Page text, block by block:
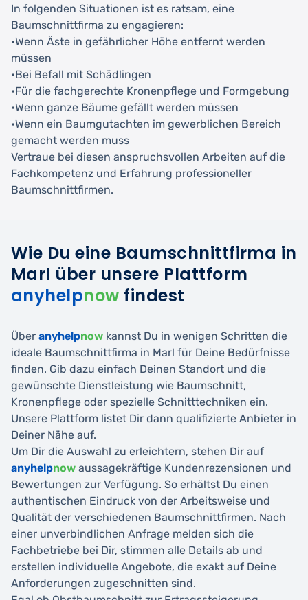
In folgenden Situationen ist es ratsam, eine
Baumschnittfirma zu engagieren:
•Wenn Äste in gefährlicher Höhe entfernt werden
müssen
•Bei Befall mit Schädlingen
•Für die fachgerechte Kronenpflege und Formgebung
•Wenn ganze Bäume gefällt werden müssen
•Wenn ein Baumgutachten im gewerblichen Bereich
gemacht werden muss
Vertraue bei diesen anspruchsvollen Arbeiten auf die
Fachkompetenz und Erfahrung professioneller
Baumschnittfirmen.
Wie Du eine Baumschnittfirma in
Marl über unsere Plattform
anyhelpnow findest
Über anyhelpnow kannst Du in wenigen Schritten die
ideale Baumschnittfirma in Marl für Deine Bedürfnisse
finden. Gib dazu einfach Deinen Standort und die
gewünschte Dienstleistung wie Baumschnitt,
Kronenpflege oder spezielle Schnitttechniken ein.
Unsere Plattform listet Dir dann qualifizierte Anbieter in
Deiner Nähe auf.
Um Dir die Auswahl zu erleichtern, stehen Dir auf
anyhelpnow aussagekräftige Kundenrezensionen und
Bewertungen zur Verfügung. So erhältst Du einen
authentischen Eindruck von der Arbeitsweise und
Qualität der verschiedenen Baumschnittfirmen. Nach
einer unverbindlichen Anfrage melden sich die
Fachbetriebe bei Dir, stimmen alle Details ab und
erstellen individuelle Angebote, die exakt auf Deine
Anforderungen zugeschnitten sind.